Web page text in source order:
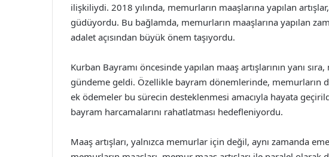
ilişkiliydi. 2018 yılında, memurların maaşlarına yapılan
güdüyordu. Bu bağlamda, memurların maaşlarına yapılan
adalet açısından büyük önem taşıyordu.
Kurban Bayramı öncesinde yapılan maaş artışlarının yanı
gündeme geldi. Özellikle bayram dönemlerinde, memurların
ek ödemeler bu sürecin desteklenmesi amacıyla hayata
bayram harcamalarını rahatlatması hedefleniyordu.
Maaş artışları, yalnızca memurlar için değil, aynı zamanda